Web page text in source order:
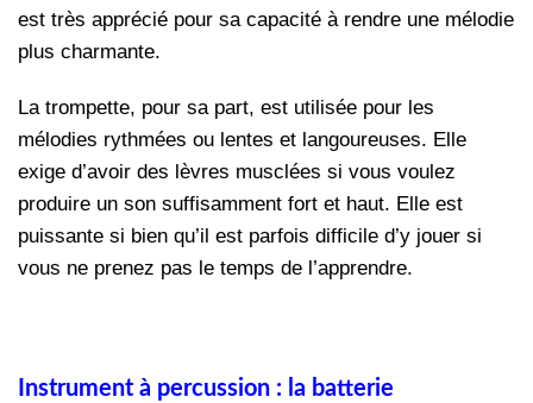
est très apprécié pour sa capacité à rendre une mélodie
plus charmante.
La trompette, pour sa part, est utilisée pour les
mélodies rythmées ou lentes et langoureuses. Elle
exige d’avoir des lèvres musclées si vous voulez
produire un son suffisamment fort et haut. Elle est
puissante si bien qu’il est parfois difficile d’y jouer si
vous ne prenez pas le temps de l’apprendre.
Instrument à percussion : la batterie